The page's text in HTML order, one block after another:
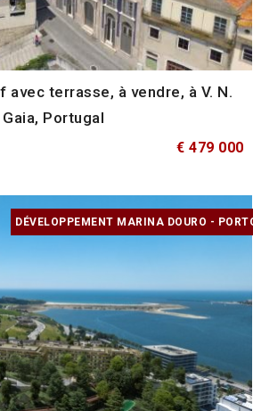
avec terrasse, à vendre, à V. N.
Gaia, Portugal
€ 479 000
DÉVELOPPEMENT MARINA DOURO -